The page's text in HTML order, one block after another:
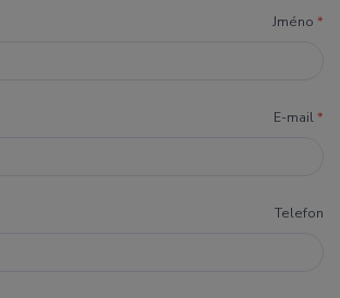
Jméno *
E-mail*
Telefon